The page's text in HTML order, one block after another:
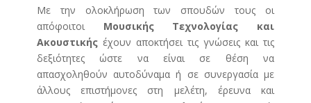
Με την ολοκλήρωση των σπουδών τους οι
απόφοιτοι Μουσικής Τεχνολογίας και
Ακουστικήςέχουν αποκτήσει τις γνώσεις και τις
δεξιότητες ώστε να είναι σε θέση να
απασχοληθούν αυτοδύναμα ή σε συνεργασία με
άλλους επιστήμονες στη μελέτη, έρευνα και